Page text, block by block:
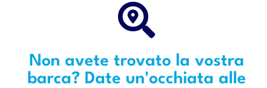
Non avete trovato la vostra
barca? Date un'occhiata alle